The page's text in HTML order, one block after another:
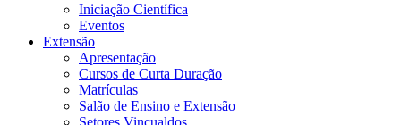
Iniciação Científica
Eventos
Extensão
Apresentação
Cursos de Curta Duração
Matrículas
Salão de Ensino e Extensão
Setores Vincualdos